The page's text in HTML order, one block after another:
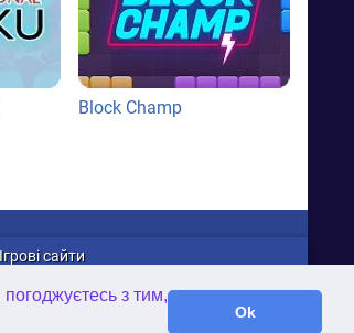
з тим,
Ok
Block Champ
Ігрові сайти